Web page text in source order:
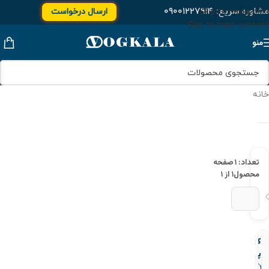
Skip to navigation
Skip to main content
مشاوره سریع:۰۹۰۰۱۲۲۷۹۱۴ ارسال درخواست
منو
خانه
تعداد: ۱
محصول
صفحه
۱ از ۱
کپ
پلی